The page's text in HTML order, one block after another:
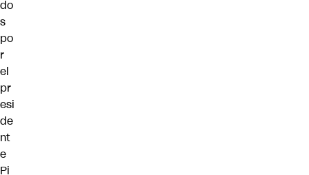
do
s
po
r
el
pr
esi
de
nt
e
Pi